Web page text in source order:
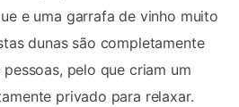
e uma garrafa de vinho muito
dunas são completamente
pelo que criam um
privado para relaxar.